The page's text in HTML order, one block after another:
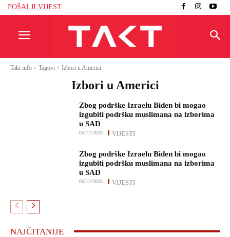
POŠALJI VIJEST
Takt info Tagovi Izbori u Americi
Izbori u Americi
Zbog podrške Izraelu Biden bi mogao
izgubiti podršku muslimana na izborima
u SAD
VIJESTI
05/12/2023
Zbog podrške Izraelu Biden bi mogao
izgubiti podršku muslimana na izborima
u SAD
VIJESTI
05/12/2023
NAJČITANIJE